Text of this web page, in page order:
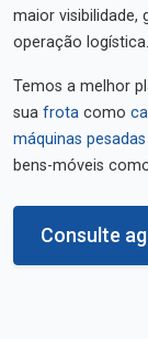
maior visibilidade,
operação logística.
Temos a melhor
sua frota como
máquinas pesadas
bens-móveis
Consulte